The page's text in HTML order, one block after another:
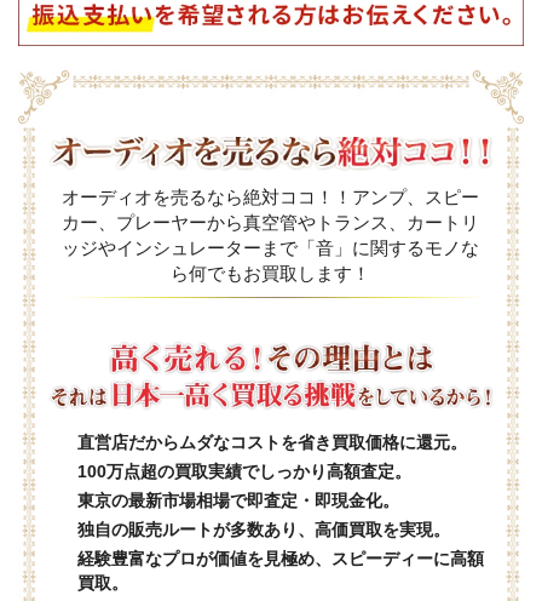
オーディオを売るなら絶対ココ！！アンプ、スピー
カー、プレーヤーから真空管やトランス、カートリ
ッジやインシュレーターまで「音」に関するモノな
ら何でもお買取します！
直営店だからムダなコストを省き買取価格に還元。
100万点超の買取実績でしっかり高額査定。
東京の最新市場相場で即査定・即現金化。
独自の販売ルートが多数あり、高価買取を実現。
経験豊富なプロが価値を見極め、スピーディーに高額
買取。